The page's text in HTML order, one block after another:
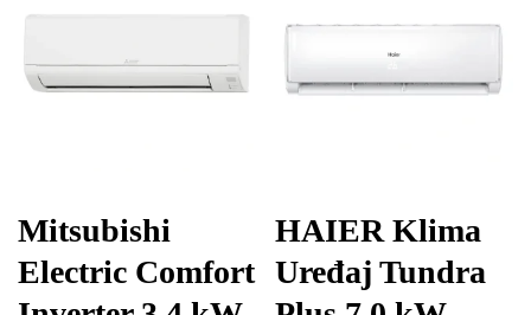
Mitsubishi
Electric Comfort
HAIER Klima
Uređaj Tundra